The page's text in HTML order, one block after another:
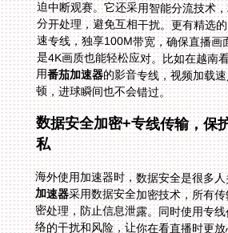
用番茄加速器的影音专线，视频加载
顿，进球瞬间也不会错过。
数据安全加密+专线传输，保
私
海外使用加速器时，数据安全是很多
加速器采用数据安全加密技术，所有
密处理，防止信息泄露。同时使用
络的干扰和风险，让你在看直播时
亚用抖音看世界杯，不用担心自己